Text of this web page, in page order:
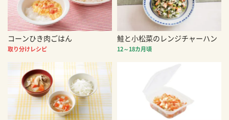
コーンひき肉ごはん
取り分けレシピ
鮭と小松菜のレンジチャーハン
12～18カ月頃